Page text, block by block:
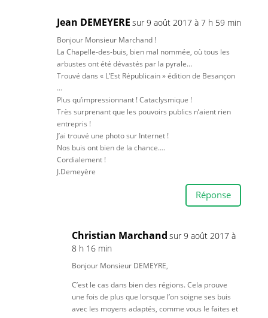
Jean DEMEYERE sur 9 août 2017 à 7 h 59 min
Bonjour Monsieur Marchand !
La Chapelle-des-buis, bien mal nommée, où tous les
arbustes ont été dévastés par la pyrale…
Trouvé dans « L’Est Républicain » édition de Besançon
…
Plus qu’impressionnant ! Cataclysmique !
Très surprenant que les pouvoirs publics n’aient rien
entrepris !
J’ai trouvé une photo sur Internet !
Nos buis ont bien de la chance….
Cordialement !
J.Demeyère
Réponse
Christian Marchand sur 9 août 2017 à
8 h 16 min
Bonjour Monsieur DEMEYRE,
C’est le cas dans bien des régions. Cela prouve
une fois de plus que lorsque l’on soigne ses buis
avec les moyens adaptés, comme vous le faites et